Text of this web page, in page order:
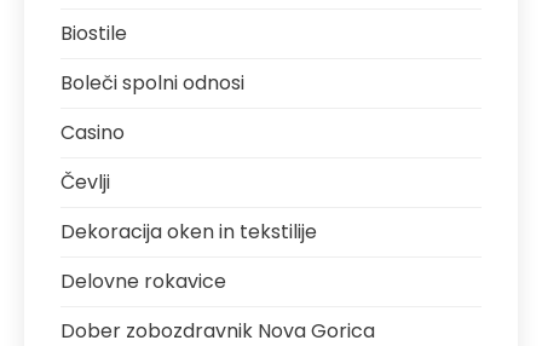
Biostile
Boleči spolni odnosi
Casino
Čevlji
Dekoracija oken in tekstilije
Delovne rokavice
Dober zobozdravnik Nova Gorica